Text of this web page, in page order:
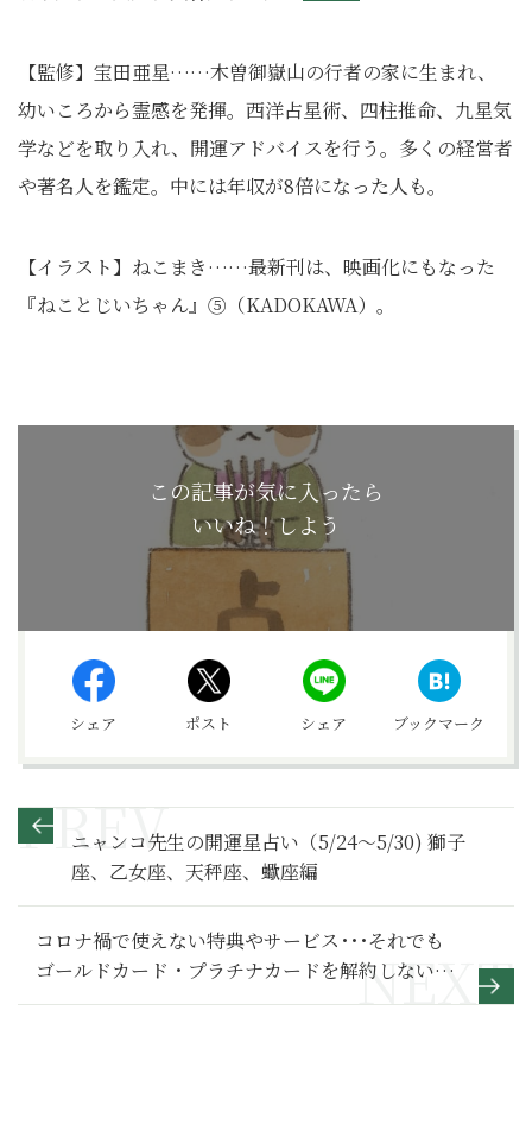
【監修】宝田亜星……木曽御嶽山の行者の家に生まれ、
幼いころから霊感を発揮。西洋占星術、四柱推命、九星気
学などを取り入れ、開運アドバイスを行う。多くの経営者
や著名人を鑑定。中には年収が8倍になった人も。
【イラスト】ねこまき……最新刊は、映画化にもなった
『ねことじいちゃん』⑤（KADOKAWA）。
この記事が気に入ったら
いいね！しよう
シェア ポスト シェア ブックマーク
ニャンコ先生の開運星占い（5/24～5/30) 獅子
座、乙女座、天秤座、蠍座編
コロナ禍で使えない特典やサービス･･･それでも
ゴールドカード・プラチナカードを解約しない理
由